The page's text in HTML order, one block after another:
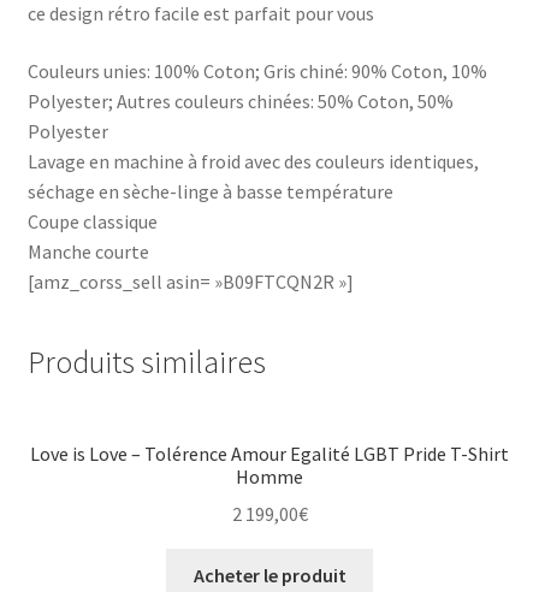
ce design rétro facile est parfait pour vous
Couleurs unies: 100% Coton; Gris chiné: 90% Coton, 10%
Polyester; Autres couleurs chinées: 50% Coton, 50%
Polyester
Lavage en machine à froid avec des couleurs identiques,
séchage en sèche-linge à basse température
Coupe classique
Manche courte
[amz_corss_sell asin= »B09FTCQN2R »]
Produits similaires
Love is Love – Tolérence Amour Egalité LGBT Pride T-Shirt
Homme
2 199,00€
Acheter le produit